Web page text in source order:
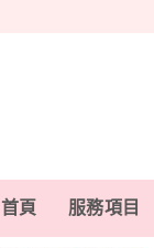
首頁 服務項目